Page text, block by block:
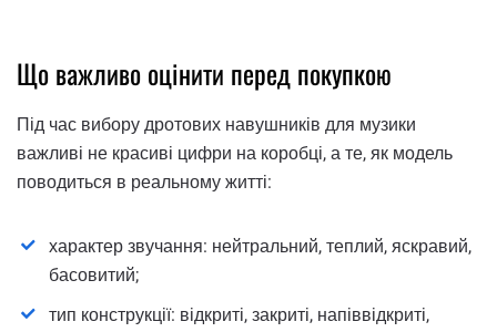
Що важливо оцінити перед покупкою
Під час вибору дротових навушників для музики
важливі не красиві цифри на коробці, а те, як модель
поводиться в реальному житті:
характер звучання: нейтральний, теплий, яскравий,
басовитий;
тип конструкції: відкриті, закриті, напіввідкриті,